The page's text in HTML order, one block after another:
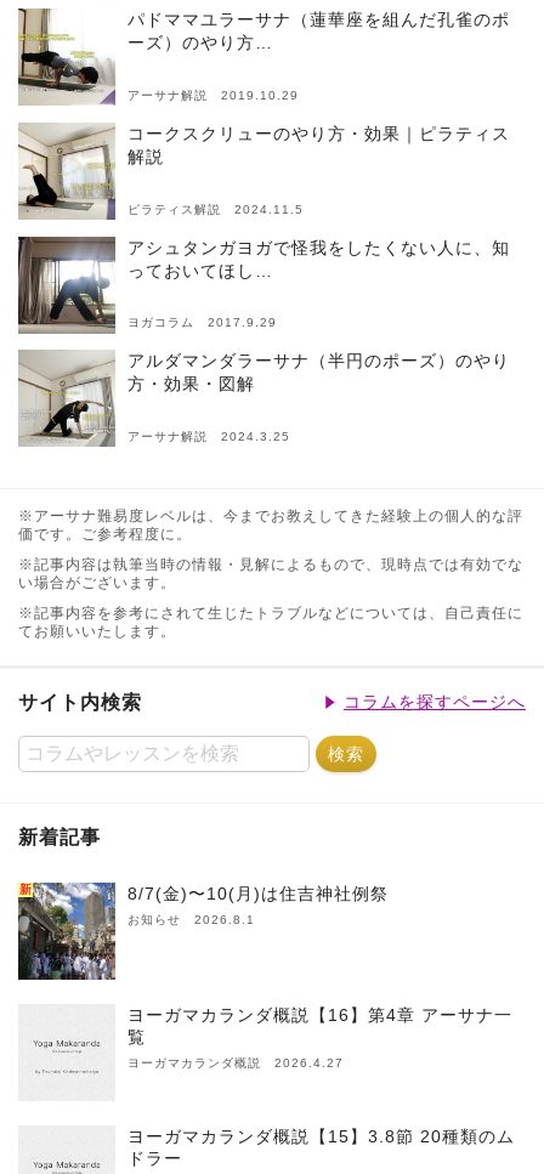
パドママユラーサナ（蓮華座を組んだ孔雀のポ
ーズ）のやり方…
アーサナ解説 2019.10.29
コークスクリューのやり方・効果｜ピラティス
解説
ピラティス解説 2024.11.5
アシュタンガヨガで怪我をしたくない人に、知
っておいてほし…
ヨガコラム 2017.9.29
アルダマンダラーサナ（半円のポーズ）のやり
方・効果・図解
アーサナ解説 2024.3.25
※アーサナ難易度レベルは、今までお教えしてきた経験上の個人的な評
価です。ご参考程度に。
※記事内容は執筆当時の情報・見解によるもので、現時点では有効でな
い場合がございます。
※記事内容を参考にされて生じたトラブルなどについては、自己責任に
てお願いいたします。
サイト内検索 コラムを探すページへ
新着記事
新 8/7(金)〜10(月)は住吉神社例祭
お知らせ 2026.8.1
ヨーガマカランダ概説【16】第4章 アーサナ一
覧
ヨーガマカランダ概説 2026.4.27
ヨーガマカランダ概説【15】3.8節 20種類のム
ドラー